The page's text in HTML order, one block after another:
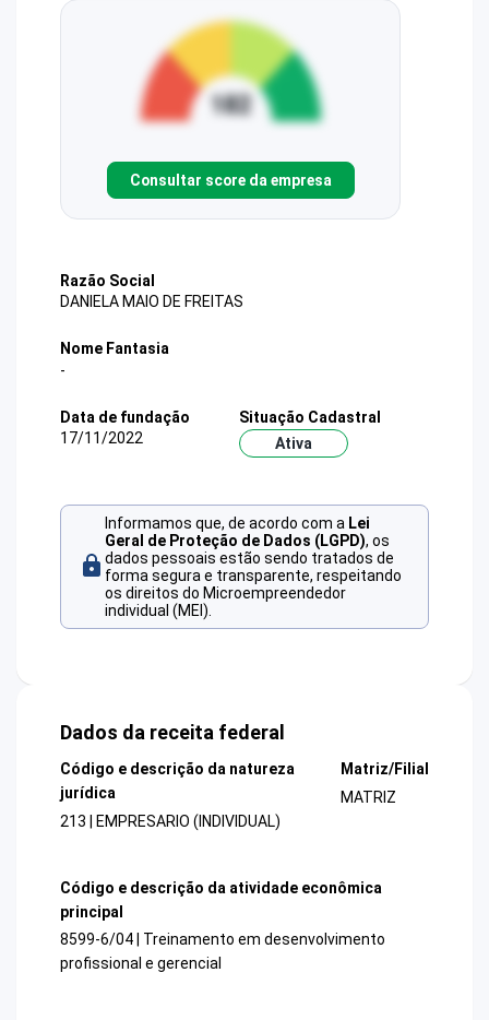
Consultar score da empresa
Razão Social
DANIELA MAIO DE FREITAS
Nome Fantasia
-
Data de fundação
17/11/2022
Situação Cadastral
Ativa
Informamos que, de acordo com a Lei
Geral de Proteção de Dados (LGPD), os
dados pessoais estão sendo tratados de
forma segura e transparente, respeitando
os direitos do Microempreendedor
individual (MEI).
Dados da receita federal
Código e descrição da natureza
jurídica
213 | EMPRESARIO (INDIVIDUAL)
Matriz/Filial
MATRIZ
Código e descrição da atividade econômica
principal
8599-6/04 | Treinamento em desenvolvimento
profissional e gerencial